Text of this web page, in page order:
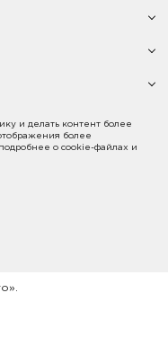
и делать контент более
более
о cookie-файлах и